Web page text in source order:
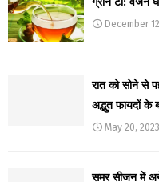
December
रात को सोने से
अद्भुत फायदों के
May 20, 2023
समर सीजन में